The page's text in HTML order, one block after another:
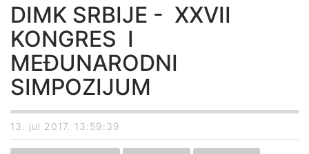
DIMK SRBIJE - XXVII
KONGRES I
MEĐUNARODNI
SIMPOZIJUM
13. jul 2017. 13:59:39